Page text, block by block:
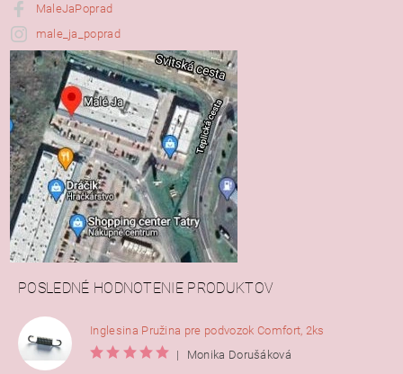
MaleJaPoprad
male_ja_poprad
POSLEDNÉ HODNOTENIE PRODUKTOV
Inglesina Pružina pre podvozok Comfort, 2ks
|
Monika Dorušáková